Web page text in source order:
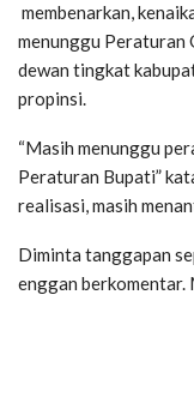
membenarkan,
menunggu Peraturan
dewan tingkat
propinsi.
“Masih menunggu
Peraturan Bupati”
realisasi, masih
Diminta tanggapan
enggan berkomentar.